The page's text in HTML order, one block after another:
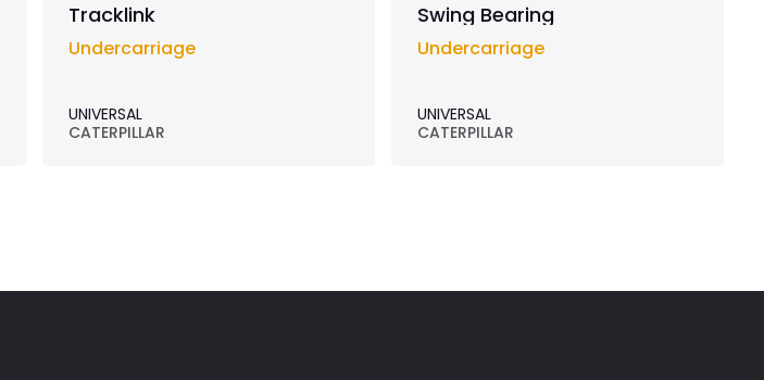
Tracklink
Undercarriage
UNIVERSAL
CATERPILLAR
Swing Bearing
Undercarriage
UNIVERSAL
CATERPILLAR